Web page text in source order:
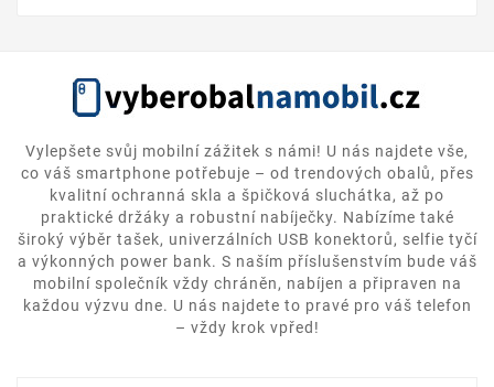
Vylepšete svůj mobilní zážitek s námi! U nás najdete vše,
co váš smartphone potřebuje – od trendových obalů, přes
kvalitní ochranná skla a špičková sluchátka, až po
praktické držáky a robustní nabíječky. Nabízíme také
široký výběr tašek, univerzálních USB konektorů, selfie tyčí
a výkonných power bank. S naším příslušenstvím bude váš
mobilní společník vždy chráněn, nabíjen a připraven na
každou výzvu dne. U nás najdete to pravé pro váš telefon
– vždy krok vpřed!